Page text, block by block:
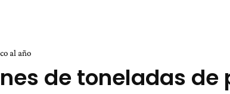
al año
de toneladas